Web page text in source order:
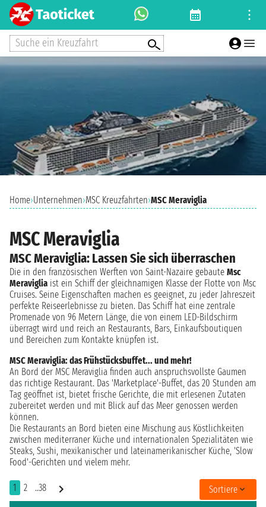
Suche ein Kreuzfahrt
Home›Unternehmen›MSC Kreuzfahrten›MSC Meraviglia
MSC Meraviglia
MSC Meraviglia: Lassen Sie sich überraschen
Die in den französischen Werften von Saint-Nazaire gebaute Msc
Meraviglia ist ein Schiff der gleichnamigen Klasse der Flotte von Msc
Cruises. Seine Eigenschaften machen es geeignet, zu jeder Jahreszeit
perfekte Reiseerlebnisse zu bieten. Das Schiff hat eine zentrale
Promenade von 96 Metern Länge, die von einem LED-Bildschirm
überragt wird und reich an Restaurants, Bars, Einkaufsboutiquen
und Bereichen zum Kontakte knüpfen ist.
MSC Meraviglia: das Frühstücksbuffet... und mehr!
An Bord der MSC Meraviglia finden auch anspruchsvollste Gaumen
das richtige Restaurant. Das 'Marketplace'-Buffet, das 20 Stunden am
Tag geöffnet ist, bietet frische Gerichte, die mit erlesenen Zutaten
zubereitet werden und mit Blick auf das Meer genossen werden
können.
Die Restaurants an Bord bieten eine Mischung aus Köstlichkeiten
zwischen mediterraner Küche und internationalen Spezialitäten wie
Steaks, Sushi, mexikanischer und lateinamerikanischer Küche, 'Slow
Food'-Gerichten und vielem mehr.
1 2 ..38 Sortiere